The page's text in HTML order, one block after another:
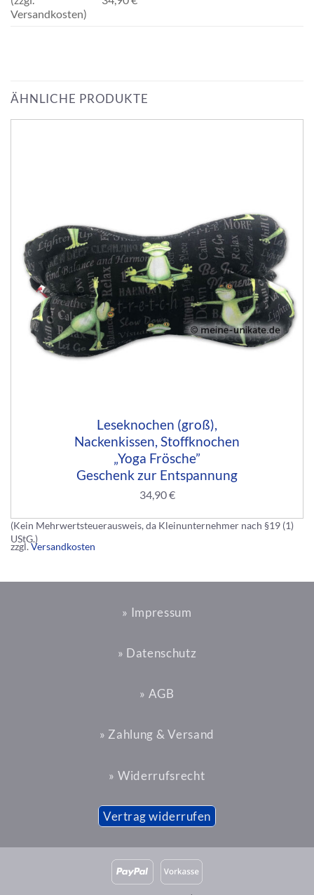
Versandkosten)
ÄHNLICHE PRODUKTE
Leseknochen (groß),
Nackenkissen, Stoffknochen
„Yoga Frösche”
Geschenk zur Entspannung
34,90€
(Kein Mehrwertsteuerausweis, da Kleinunternehmer nach §19 (1)
UStG.)
zzgl.Versandkosten
» Impressum
» Datenschutz
» AGB
» Zahlung & Versand
» Widerrufsrecht
Vertrag widerrufen